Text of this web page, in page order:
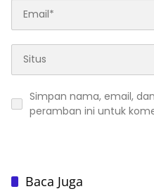
Simpan nama, email,
peramban ini untuk
Baca Juga